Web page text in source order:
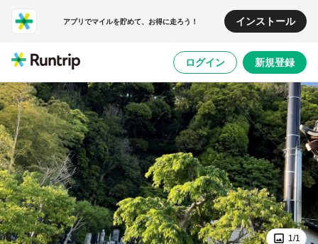
アプリでマイルを貯めて、お得に走ろう！ インストール
ログイン 新規登録
1/1